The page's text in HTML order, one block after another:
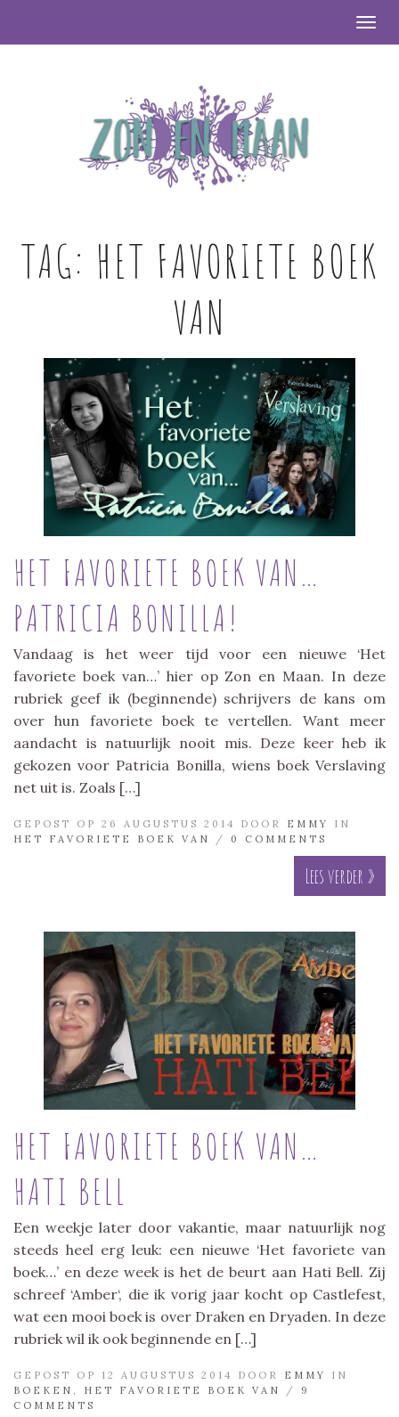
TAG: HET FAVORIETE BOEK
VAN
HET FAVORIETE BOEK VAN…
PATRICIA BONILLA!
Vandaag is het weer tijd voor een nieuwe ‘Het
favoriete boek van…’ hier op Zon en Maan. In deze
rubriek geef ik (beginnende) schrijvers de kans om
over hun favoriete boek te vertellen. Want meer
aandacht is natuurlijk nooit mis. Deze keer heb ik
gekozen voor Patricia Bonilla, wiens boek Verslaving
net uit is. Zoals […]
GEPOST OP 26 AUGUSTUS 2014 DOOR EMMY
IN
HET FAVORIETE BOEK VAN
/ 0 COMMENTS
Lees verder »
HET FAVORIETE BOEK VAN…
HATI BELL
Een weekje later door vakantie, maar natuurlijk nog
steeds heel erg leuk: een nieuwe ‘Het favoriete van
boek…’ en deze week is het de beurt aan Hati Bell. Zij
schreef ‘Amber‘, die ik vorig jaar kocht op Castlefest,
wat een mooi boek is over Draken en Dryaden. In deze
rubriek wil ik ook beginnende en […]
GEPOST OP 12 AUGUSTUS 2014 DOOR EMMY
IN
BOEKEN
HET FAVORIETE BOEK VAN / 9
COMMENTS